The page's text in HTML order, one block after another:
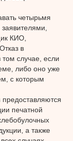
четырьмя
КИО,
в
случае, если
либо оно уже
с которым
печатной
а также